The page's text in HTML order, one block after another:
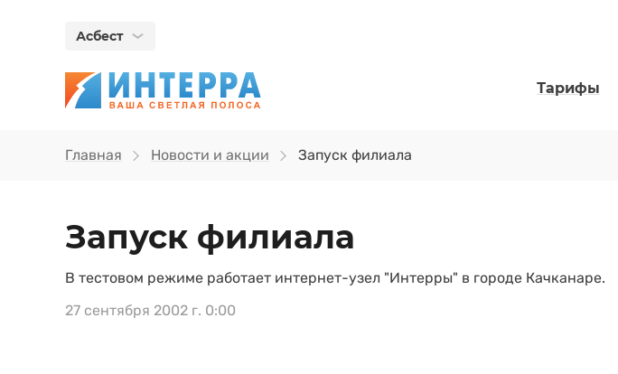
Асбест
Тарифы
Главная Новости и акции Запуск филиала
Запуск филиала
В тестовом режиме работает интернет-узел "Интерры" в городе Качканаре.
27 сентября 2002 г. 0:00